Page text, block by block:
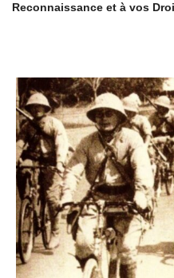
Reconnaissance et à vos